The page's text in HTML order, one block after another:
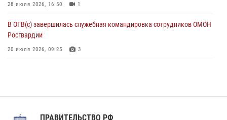
28 июля 2026, 16:50 1
В ОГВ(с) завершилась служебная командировка сотрудников ОМОН
Росгвардии
20 июля 2026, 09:25 3
ПРАВИТЕЛЬСТВО РФ